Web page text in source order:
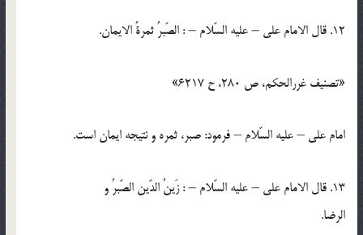
12. قال الامام علي – عليه السّلام – : الصّبرُ ثمرةُ الايمان.
«تصنيف غررالحكم، ص 280، ح 6217»
امام علي – عليه السّلام – فرمود: صبر، ثمره و نتيجه ايمان است.
13. قال الامام علي – عليه السّلام – : زَينُ الدّين الصّبرُ و
الرضا.